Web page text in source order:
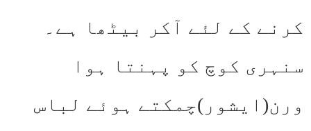
کرنے کے لئے آکر بیٹھا ہے۔
سنہری کوچ کو پہنتا ہوا
ورن(ایشور)چمکتے ہوئے لباس